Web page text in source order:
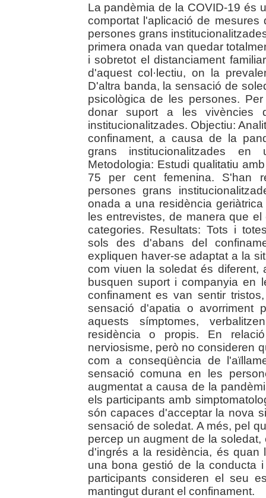
La pandèmia de la COVID-19 és
comportat l'aplicació de
persones grans
primera onada van quedar
i sobretot el distanciament
d'aquest col·lectiu, on la
D'altra banda, la sensació de
psicològica de les persones.
donar suport a les vivències
institucionalitzades. Objectiu:
confinament, a causa de la
grans institucionalitzades
Metodologia: Estudi qualitatiu
75 per cent femenina. S'han
persones grans
onada a una residència
les entrevistes, de manera que
categories. Resultats: Tots i
sols des d'abans del
expliquen haver-se adaptat a la
com viuen la soledat és diferent,
busquen suport i companyia en
confinament es van sentir
sensació d'apatia o avorriment
aquests símptomes,
residència o propis. En
nerviosisme, però no consideren
com a conseqüència de
sensació comuna en les
augmentat a causa de la
els participants amb
són capaces d'acceptar la nova
sensació de soledat. A més, pel
percep un augment de la
d'ingrés a la residència, és quan
una bona gestió de la conducta
participants consideren el seu
mantingut durant el confinament.